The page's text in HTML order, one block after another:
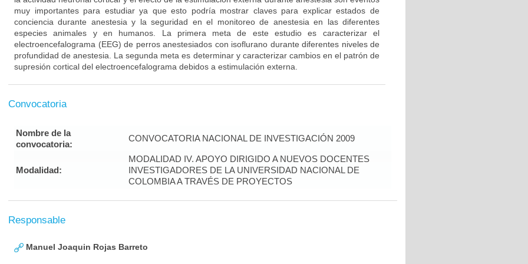
muy importantes para estudiar ya que esto podría mostrar claves para explicar estados de
conciencia durante anestesia y la seguridad en el monitoreo de anestesia en las diferentes
especies animales y en humanos. La primera meta de este estudio es caracterizar el
electroencefalograma (EEG) de perros anestesiados con isoflurano durante diferentes niveles de
profundidad de anestesia. La segunda meta es determinar y caracterizar cambios en el patrón de
supresión cortical del electroencefalograma debidos a estimulación externa.
Convocatoria
Nombre de la
convocatoria:
CONVOCATORIA NACIONAL DE INVESTIGACIÓN 2009
Modalidad:
MODALIDAD IV. APOYO DIRIGIDO A NUEVOS DOCENTES
INVESTIGADORES DE LA UNIVERSIDAD NACIONAL DE
COLOMBIA A TRAVÉS DE PROYECTOS
Responsable
Manuel Joaquin Rojas Barreto